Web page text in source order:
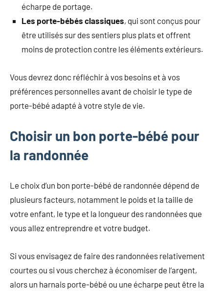
écharpe de portage.
Les porte-bébés classiques, qui sont conçus pour
être utilisés sur des sentiers plus plats et offrent
moins de protection contre les éléments extérieurs.
Vous devrez donc réfléchir à vos besoins et à vos
préférences personnelles avant de choisir le type de
porte-bébé adapté à votre style de vie.
Choisir un bon porte-bébé pour
la randonnée
Le choix d’un bon porte-bébé de randonnée dépend de
plusieurs facteurs, notamment le poids et la taille de
votre enfant, le type et la longueur des randonnées que
vous allez entreprendre et votre budget.
Si vous envisagez de faire des randonnées relativement
courtes ou si vous cherchez à économiser de l’argent,
alors un harnais porte-bébé ou une écharpe peut être la